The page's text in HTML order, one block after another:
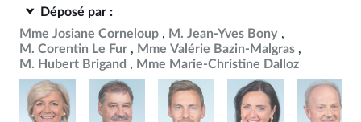
Déposé par :
Mme Josiane Corneloup
M. Jean-Yves Bony
M. Corentin Le Fur
Mme Valérie Bazin-Malgras
M. Hubert Brigand
Mme Marie-Christine Dalloz